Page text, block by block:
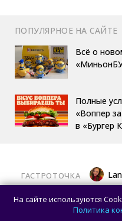
ПОПУЛЯРНОЕ НА САЙТЕ
Всё о
Полные
«Воппер
в «Бургер
ГАСТРОТОЧКА
Хочешь
Делай заказ в
На сайте используются
Политика